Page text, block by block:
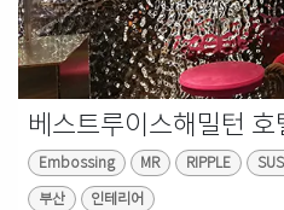
베스트루이스해밀턴 호
Embossing MR RIPPLE
부산 인테리어